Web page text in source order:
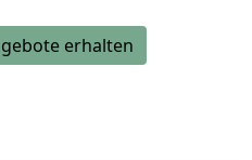
erhalten